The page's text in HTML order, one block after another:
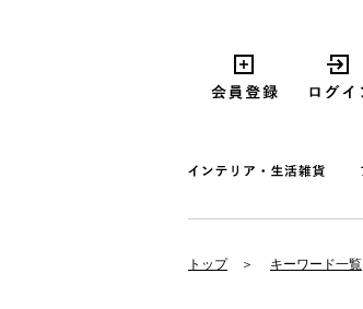
トップ キーワード一覧